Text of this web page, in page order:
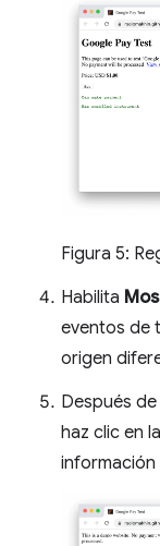
Figura 5:
Habilita
eventos de
origen
Después
haz clic en
información